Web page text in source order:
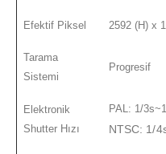
Efektif Piksel 2592 (H) x
Tarama
Sistemi
Progresif
Elektronik
Shutter Hızı
PAL: 1/
NTSC: 1/